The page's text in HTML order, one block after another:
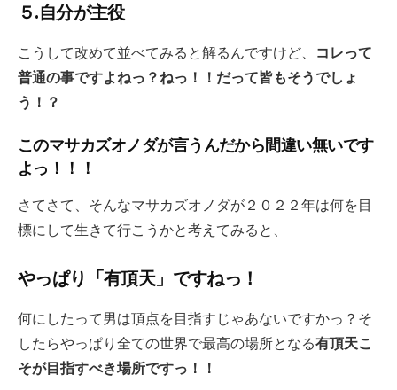
５.自分が主役
こうして改めて並べてみると解るんですけど、 コレって
普通の事ですよねっ？ねっ！！だって皆もそうでしょ
う！？
このマサカズオノダが言うんだから間違い無いです
よっ！！！
さてさて、そんなマサカズオノダが２０２２年は何を目
標にして生きて行こうかと考えてみると、
やっぱり「有頂天」ですねっ！
何にしたって男は頂点を目指すじゃあないですかっ？そ
したらやっぱり全ての世界で最高の場所となる有頂天こ
そが目指すべき場所ですっ！！